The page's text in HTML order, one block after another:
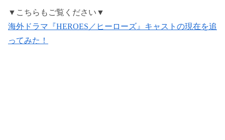
▼こちらもご覧ください▼
海外ドラマ『HEROES／ヒーローズ』キャストの現在を追
ってみた！